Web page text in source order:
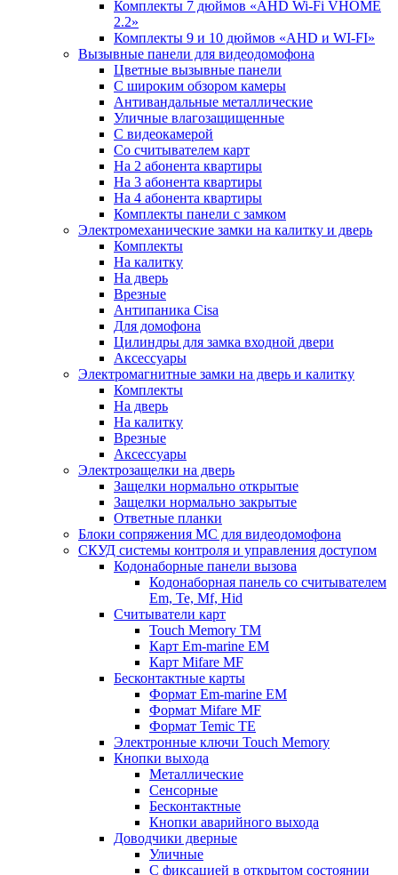
Комплекты 7 дюймов «AHD Wi-Fi VHOME
2.2»
Комплекты 9 и 10 дюймов «AHD и WI-FI»
Вызывные панели для видеодомофона
Цветные вызывные панели
С широким обзором камеры
Антивандальные металлические
Уличные влагозащищенные
С видеокамерой
Со считывателем карт
На 2 абонента квартиры
На 3 абонента квартиры
На 4 абонента квартиры
Комплекты панели с замком
Электромеханические замки на калитку и дверь
Комплекты
На калитку
На дверь
Врезные
Антипаника Cisa
Для домофона
Цилиндры для замка входной двери
Аксессуары
Электромагнитные замки на дверь и калитку
Комплекты
На дверь
На калитку
Врезные
Аксессуары
Электрозащелки на дверь
Защелки нормально открытые
Защелки нормально закрытые
Ответные планки
Блоки сопряжения МС для видеодомофона
СКУД системы контроля и управления доступом
Кодонаборные панели вызова
Кодонаборная панель со считывателем
Em, Te, Mf, Hid
Считыватели карт
Touch Memory TM
Карт Em-marine EM
Карт Mifare MF
Бесконтактные карты
Формат Em-marine EM
Формат Mifare MF
Формат Temic TE
Электронные ключи Touch Memory
Кнопки выхода
Металлические
Сенсорные
Бесконтактные
Кнопки аварийного выхода
Доводчики дверные
Уличные
С фиксацией в открытом состоянии